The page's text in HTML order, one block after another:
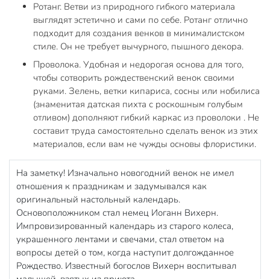
Ротанг. Ветви из природного гибкого материала
выглядят эстетично и сами по себе. Ротанг отлично
подходит для создания венков в минималистском
стиле. Он не требует вычурного, пышного декора.
Проволока. Удобная и недорогая основа для того,
чтобы сотворить рождественский венок своими
руками. Зелень, ветки кипариса, сосны или нобилиса
(знаменитая датская пихта с роскошным голубым
отливом) дополняют гибкий каркас из проволоки . Не
составит труда самостоятельно сделать венок из этих
материалов, если вам не чужды основы флористики.
На заметку! Изначально новогодний венок не имел
отношения к праздникам и задумывался как
оригинальный настольный календарь.
Основоположником стал немец Иоганн Вихерн.
Импровизированный календарь из старого колеса,
украшенного лентами и свечами, стал ответом на
вопросы детей о том, когда наступит долгожданное
Рождество. Известный богослов Вихерн воспитывал